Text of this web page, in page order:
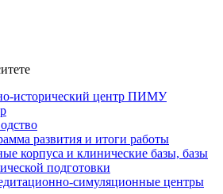
исторический центр ПИМУ
развития и итоги работы
корпуса и клинические базы, базы
подготовки
симуляционные центры